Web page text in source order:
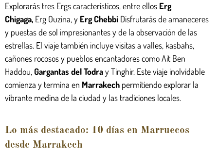
Explorarás tres Ergs característicos, entre ellos Erg
Chigaga, Erg Ouzina, y Erg Chebbi Disfrutarás de amaneceres
y puestas de sol impresionantes y de la observación de las
estrellas. El viaje también incluye visitas a valles, kasbahs,
cañones rocosos y pueblos encantadores como Ait Ben
Haddou, Gargantas del Todray Tinghir. Este viaje inolvidable
comienza y termina en Marrakech permitiendo explorar la
vibrante medina de la ciudad y las tradiciones locales.
Lo más destacado: 10 días en Marruecos
desde Marrakech